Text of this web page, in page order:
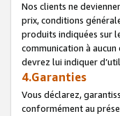
Nos clients ne
prix, conditions
produits indiquées sur
communication à
devrez lui indiquer
4.Garanties
Vous déclarez,
conformément au